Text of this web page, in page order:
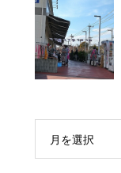
月を選択